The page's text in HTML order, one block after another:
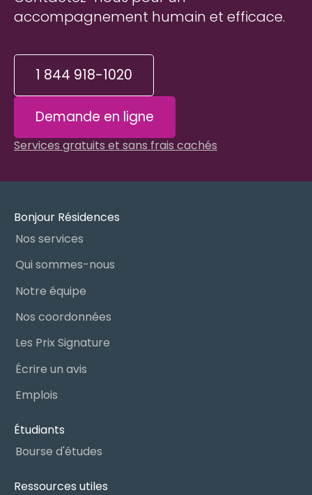
accompagnement humain et efficace.
1 844 918-1020
Demande en ligne
Services gratuits et sans frais cachés
Bonjour Résidences
Nos services
Qui sommes-nous
Notre équipe
Nos coordonnées
Les Prix Signature
Écrire un avis
Emplois
Étudiants
Bourse d'études
Ressources utiles